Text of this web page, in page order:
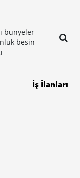
bünyeler
besin
İş İlanları